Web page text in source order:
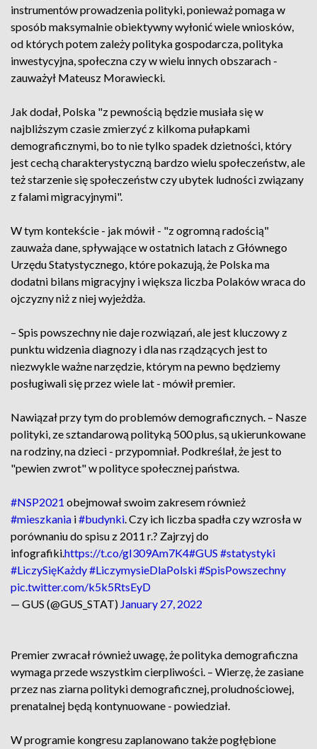
instrumentów prowadzenia polityki, ponieważ pomaga w
sposób maksymalnie obiektywny wyłonić wiele wniosków,
od których potem zależy polityka gospodarcza, polityka
inwestycyjna, społeczna czy w wielu innych obszarach -
zauważył Mateusz Morawiecki.
Jak dodał, Polska "z pewnością będzie musiała się w
najbliższym czasie zmierzyć z kilkoma pułapkami
demograficznymi, bo to nie tylko spadek dzietności, który
jest cechą charakterystyczną bardzo wielu społeczeństw, ale
też starzenie się społeczeństw czy ubytek ludności związany
z falami migracyjnymi".
W tym kontekście - jak mówił - "z ogromną radością"
zauważa dane, spływające w ostatnich latach z Głównego
Urzędu Statystycznego, które pokazują, że Polska ma
dodatni bilans migracyjny i większa liczba Polaków wraca do
ojczyzny niż z niej wyjeżdża.
– Spis powszechny nie daje rozwiązań, ale jest kluczowy z
punktu widzenia diagnozy i dla nas rządzących jest to
niezwykle ważne narzędzie, którym na pewno będziemy
posługiwali się przez wiele lat - mówił premier.
Nawiązał przy tym do problemów demograficznych. – Nasze
polityki, ze sztandarową polityką 500 plus, są ukierunkowane
na rodziny, na dzieci - przypomniał. Podkreślał, że jest to
"pewien zwrot" w polityce społecznej państwa.
#NSP2021 obejmował swoim zakresem również
#mieszkania i#budynki. Czy ich liczba spadła czy wzrosła w
porównaniu do spisu z 2011 r.? Zajrzyj do
infografiki.https://t.co/gI309Am7K4#GUS #statystyki
#LiczySięKażdy#LiczymysieDlaPolski#SpisPowszechny
pic.twitter.com/k5k5RtsEyD
— GUS (@GUS_STAT) January 27, 2022
Premier zwracał również uwagę, że polityka demograficzna
wymaga przede wszystkim cierpliwości. – Wierzę, że zasiane
przez nas ziarna polityki demograficznej, proludnościowej,
prenatalnej będą kontynuowane - powiedział.
W programie kongresu zaplanowano także pogłębione